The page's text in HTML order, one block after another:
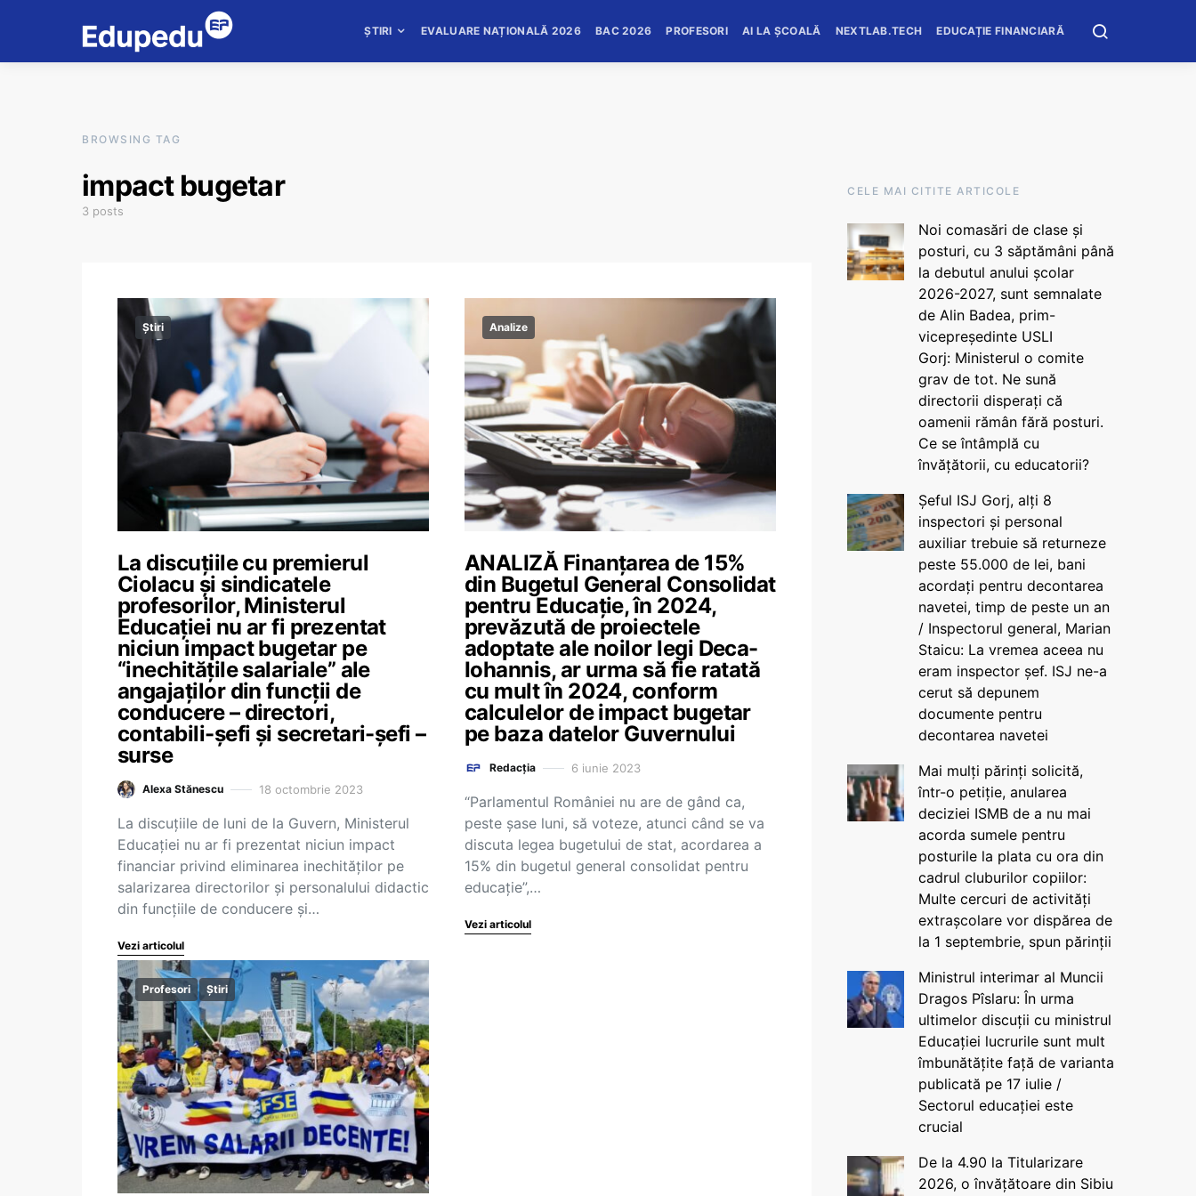
ȘTIRI EVALUARE NAȚIONALĂ 2026 BAC 2026 PROFESORI AI LA ȘCOALĂ NEXTLAB.TECH EDUCAȚIE FINANCIARĂ
BROWSING TAG
impact bugetar
3 posts
Știri
La discuțiile cu premierul
Ciolacu și sindicatele
profesorilor, Ministerul
Educației nu ar fi prezentat
niciun impact bugetar pe
“inechitățile salariale” ale
angajaților din funcții de
conducere – directori,
contabili-șefi și secretari-șefi –
surse
Alexa Stănescu 18 octombrie 2023
La discuțiile de luni de la Guvern, Ministerul
Educației nu ar fi prezentat niciun impact
financiar privind eliminarea inechităților pe
salarizarea directorilor și personalului didactic
din funcțiile de conducere și…
Vezi articolul
Analize
ANALIZĂ Finanțarea de 15%
din Bugetul General Consolidat
pentru Educație, în 2024,
prevăzută de proiectele
adoptate ale noilor legi Deca-
Iohannis, ar urma să fie ratată
cu mult în 2024, conform
calculelor de impact bugetar
pe baza datelor Guvernului
Redacția 6 iunie 2023
“Parlamentul României nu are de gând ca,
peste șase luni, să voteze, atunci când se va
discuta legea bugetului de stat, acordarea a
15% din bugetul general consolidat pentru
educație”,…
Vezi articolul
Profesori Știri
CELE MAI CITITE ARTICOLE
Noi comasări de clase și
posturi, cu 3 săptămâni până
la debutul anului școlar
2026-2027, sunt semnalate
de Alin Badea, prim-
vicepreședinte USLI
Gorj: Ministerul o comite
grav de tot. Ne sună
directorii disperați că
oamenii rămân fără posturi.
Ce se întâmplă cu
învățătorii, cu educatorii?
Șeful ISJ Gorj, alți 8
inspectori și personal
auxiliar trebuie să returneze
peste 55.000 de lei, bani
acordați pentru decontarea
navetei, timp de peste un an
/ Inspectorul general, Marian
Staicu: La vremea aceea nu
eram inspector șef. ISJ ne-a
cerut să depunem
documente pentru
decontarea navetei
Mai mulți părinți solicită,
într-o petiție, anularea
deciziei ISMB de a nu mai
acorda sumele pentru
posturile la plata cu ora din
cadrul cluburilor copiilor:
Multe cercuri de activități
extrașcolare vor dispărea de
la 1 septembrie, spun părinții
Ministrul interimar al Muncii
Dragos Pîslaru: În urma
ultimelor discuții cu ministrul
Educației lucrurile sunt mult
îmbunătățite față de varianta
publicată pe 17 iulie /
Sectorul educației este
crucial
De la 4.90 la Titularizare
2026, o învățătoare din Sibiu